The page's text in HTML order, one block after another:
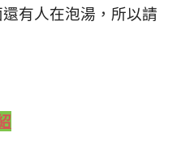
有人在泡湯，所以請